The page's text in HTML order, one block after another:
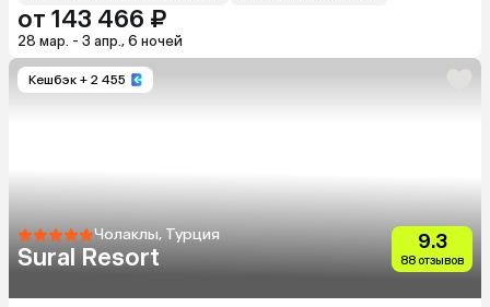
от 143 466 ₽
28 мар. - 3 апр., 6 ночей
Кешбэк + 2 455
Чолаклы, Турция
Sural Resort
9.3
88 отзывов